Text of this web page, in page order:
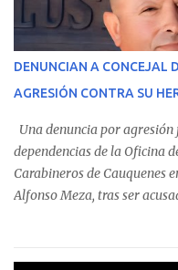
identificó a cuatro
operaciones. Asimismo, se
corresponde a un
detectaron incumplimientos
precisa que la mayor
Talca, donde...
DENUNCIAN A CONCEJAL
AGRESIÓN CONTRA SU
Una denuncia por agresión
dependencias de la Oficina
Carabineros de Cauquenes
Alfonso Meza, tras ser
relató que los hechos